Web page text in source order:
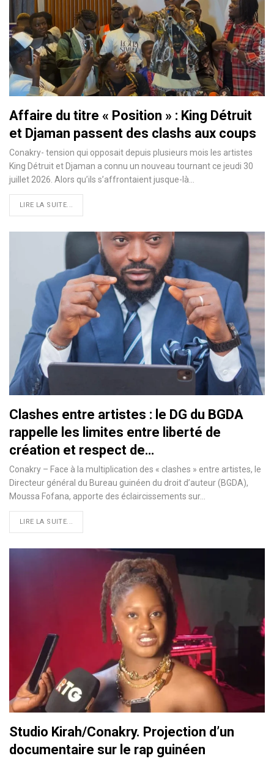
Affaire du titre « Position » : King Détruit
et Djaman passent des clashs aux coups
Conakry- tension qui opposait depuis plusieurs mois les artistes
King Détruit et Djaman a connu un nouveau tournant ce jeudi 30
juillet 2026. Alors qu’ils s’affrontaient jusque-là…
LIRE LA SUITE...
Clashes entre artistes : le DG du BGDA
rappelle les limites entre liberté de
création et respect de…
Conakry – Face à la multiplication des « clashes » entre artistes, le
Directeur général du Bureau guinéen du droit d’auteur (BGDA),
Moussa Fofana, apporte des éclaircissements sur…
LIRE LA SUITE...
Studio Kirah/Conakry. Projection d’un
documentaire sur le rap guinéen